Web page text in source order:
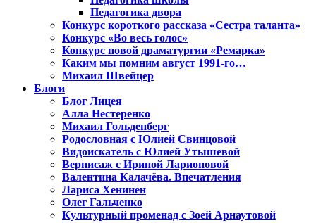
Педагогика двора
Конкурс короткого рассказа «Сестра таланта»
Конкурс «Во весь голос»
Конкурс новой драматургии «Ремарка»
Каким мы помним август 1991-го…
Михаил Швейцер
Блоги
Блог Лицея
Алла Нестеренко
Михаил Гольденберг
Родословная с Юлией Свинцовой
Видоискатель с Юлией Утышевой
Вернисаж с Ириной Ларионовой
Валентина Калачёва. Впечатления
Лариса Хенинен
Олег Гальченко
Культурный променад с Зоей Арнаутовой